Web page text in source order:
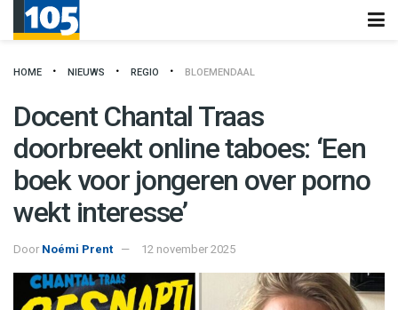
HOME NIEUWS REGIO BLOEMENDAAL
Docent Chantal Traas
doorbreekt online taboes: ‘Een
boek voor jongeren over porno
wekt interesse’
Door Noémi Prent 12 november 2025